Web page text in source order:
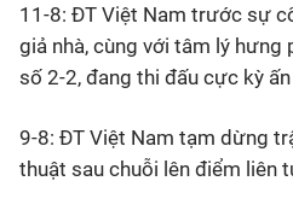
11-8: ĐT Việt Nam trước sự
giả nhà, cùng với tâm lý hưng
số 2-2, đang thi đấu cực kỳ
9-8: ĐT Việt Nam tạm dừng
thuật sau chuỗi lên điểm liên